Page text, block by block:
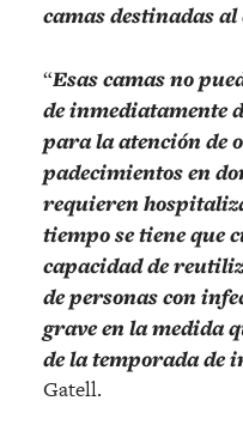
camas destinadas
“Esas camas no
de inmediatamente
para la atención de
padecimientos en
requieren
tiempo se tiene que
capacidad de
de personas con
grave en la medida
de la temporada de
Gatell.